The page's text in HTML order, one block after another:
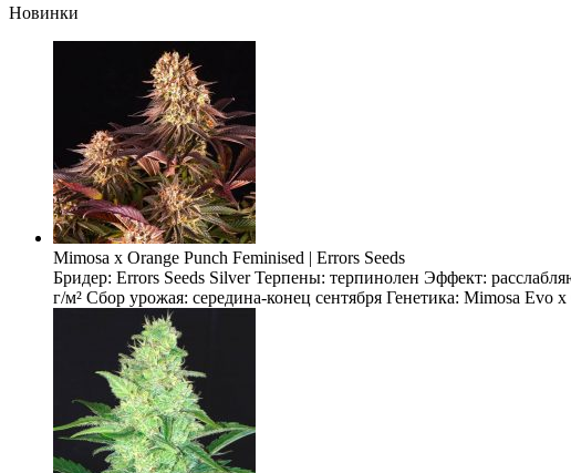
Новинки
Mimosa x Orange Punch Feminised | Errors Seeds
Бридер: Errors Seeds Silver Терпены: терпинолен Эффект:
г/м² Сбор урожая: середина-конец сентября Генетика: Mimosa Evo